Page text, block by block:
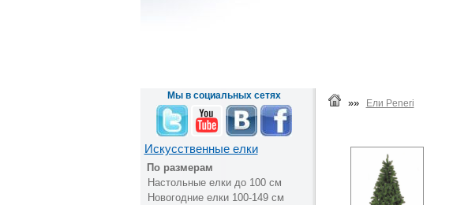
Мы в социальных сетях
Искусственные елки
По размерам
Настольные елки до 100 см
Новогодние елки 100-149 см
»» Ели Peneri